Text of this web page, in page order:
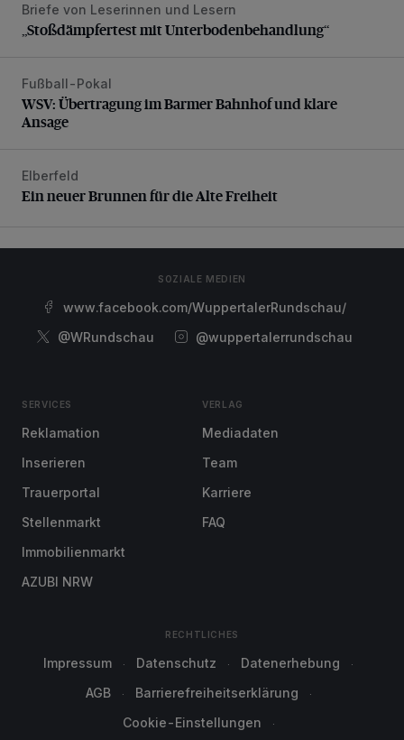
„Stoßdämpfertest mit Unterbodenbehandlung“
Briefe von Leserinnen und Lesern
„Stoßdämpfertest mit Unterbodenbehandlung“
WSV: Übertragung im Barmer Bahnhof und klare Ansage
Fußball-Pokal
WSV: Übertragung im Barmer Bahnhof und klare
Ansage
Ein neuer Brunnen für die Alte Freiheit
Elberfeld
Ein neuer Brunnen für die Alte Freiheit
SOZIALE MEDIEN
www.facebook.com/WuppertalerRundschau/
@WRundschau
@wuppertalerrundschau
SERVICES
Reklamation
Inserieren
Trauerportal
Stellenmarkt
Immobilienmarkt
AZUBI NRW
VERLAG
Mediadaten
Team
Karriere
FAQ
RECHTLICHES
Impressum Datenschutz
Datenerhebung
AGB
Barrierefreiheitserklärung
Cookie-Einstellungen